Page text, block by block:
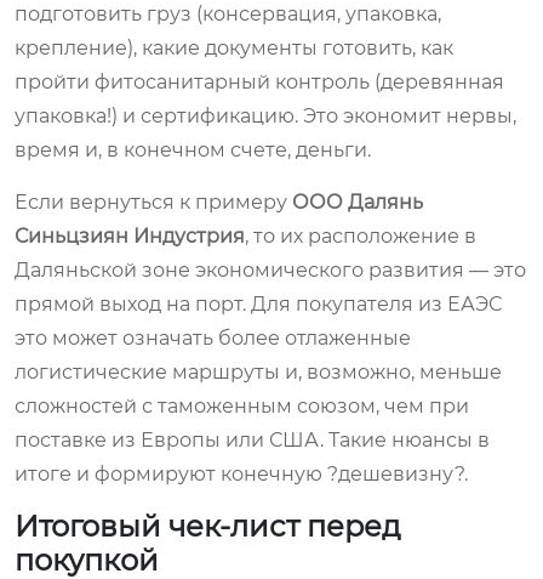
подготовить груз (консервация, упаковка,
крепление), какие документы готовить, как
пройти фитосанитарный контроль (деревянная
упаковка!) и сертификацию. Это экономит нервы,
время и, в конечном счете, деньги.
Если вернуться к примеру ООО Далянь
Синьцзиян Индустрия, то их расположение в
Даляньской зоне экономического развития — это
прямой выход на порт. Для покупателя из ЕАЭС
это может означать более отлаженные
логистические маршруты и, возможно, меньше
сложностей с таможенным союзом, чем при
поставке из Европы или США. Такие нюансы в
итоге и формируют конечную ?дешевизну?.
Итоговый чек-лист перед
покупкой